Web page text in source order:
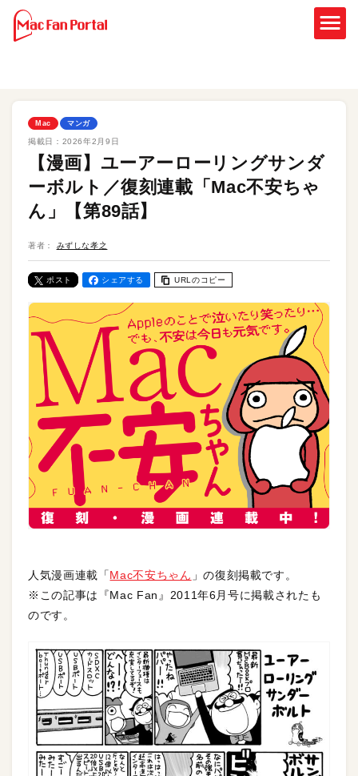
Mac マンガ
掲載日： 2026年2月9日
【漫画】ユーアーローリングサンダ
ーボルト／復刻連載「Mac不安ちゃ
ん」【第89話】
著者： みずしな孝之
ポスト シェアする URLのコピー
人気漫画連載「Mac不安ちゃん 」の復刻掲載です。
※この記事は『Mac Fan』2011年6月号に掲載されたも
のです。